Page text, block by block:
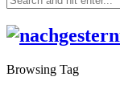
Browsing Tag